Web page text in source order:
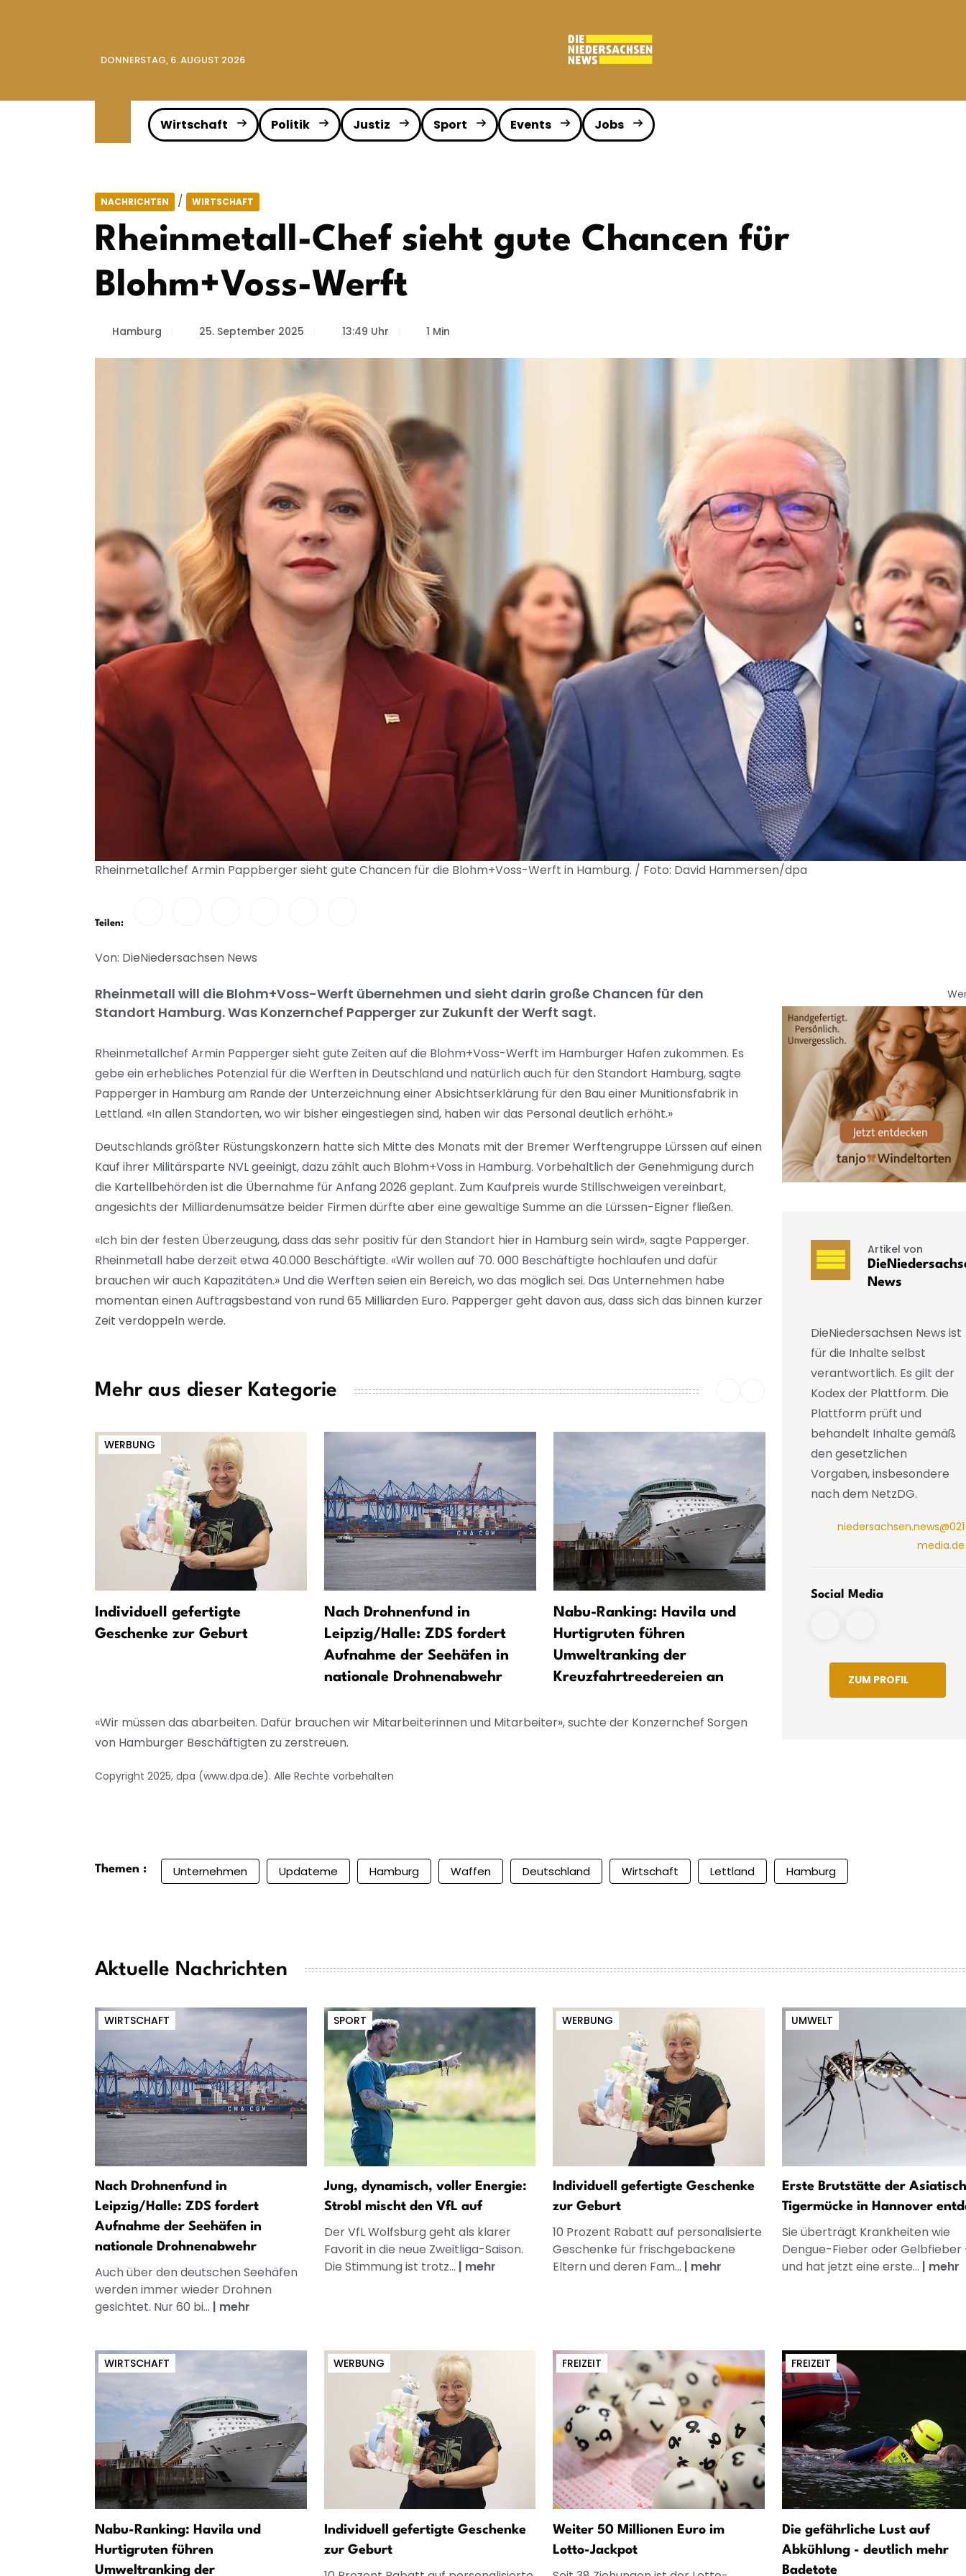
DONNERSTAG, 6. AUGUST 2026
Wirtschaft Politik Justiz Sport Events Jobs
NACHRICHTEN / WIRTSCHAFT
Rheinmetall-Chef sieht gute Chancen für
Blohm+Voss-Werft
Hamburg 25. September 2025 13:49 Uhr 1 Min
Rheinmetallchef Armin Pappberger sieht gute Chancen für die Blohm+Voss-Werft in Hamburg. / Foto: David Hammersen/dpa
Teilen:
Von: DieNiedersachsen News
Rheinmetall will die Blohm+Voss-Werft übernehmen und sieht darin große Chancen für den
Standort Hamburg. Was Konzernchef Papperger zur Zukunft der Werft sagt.
Rheinmetallchef Armin Papperger sieht gute Zeiten auf die Blohm+Voss-Werft im Hamburger Hafen zukommen. Es
gebe ein erhebliches Potenzial für die Werften in Deutschland und natürlich auch für den Standort Hamburg, sagte
Papperger in Hamburg am Rande der Unterzeichnung einer Absichtserklärung für den Bau einer Munitionsfabrik in
Lettland. «In allen Standorten, wo wir bisher eingestiegen sind, haben wir das Personal deutlich erhöht.»
Deutschlands größter Rüstungskonzern hatte sich Mitte des Monats mit der Bremer Werftengruppe Lürssen auf einen
Kauf ihrer Militärsparte NVL geeinigt, dazu zählt auch Blohm+Voss in Hamburg. Vorbehaltlich der Genehmigung durch
die Kartellbehörden ist die Übernahme für Anfang 2026 geplant. Zum Kaufpreis wurde Stillschweigen vereinbart,
angesichts der Milliardenumsätze beider Firmen dürfte aber eine gewaltige Summe an die Lürssen-Eigner fließen.
«Ich bin der festen Überzeugung, dass das sehr positiv für den Standort hier in Hamburg sein wird», sagte Papperger.
Rheinmetall habe derzeit etwa 40.000 Beschäftigte. «Wir wollen auf 70. 000 Beschäftigte hochlaufen und dafür
brauchen wir auch Kapazitäten.» Und die Werften seien ein Bereich, wo das möglich sei. Das Unternehmen habe
momentan einen Auftragsbestand von rund 65 Milliarden Euro. Papperger geht davon aus, dass sich das binnen kurzer
Zeit verdoppeln werde.
Mehr aus dieser Kategorie
WERBUNG
Individuell gefertigte
Geschenke zur Geburt
Nach Drohnenfund in
Leipzig/Halle: ZDS fordert
Aufnahme der Seehäfen in
nationale Drohnenabwehr
Nabu-Ranking: Havila und
Hurtigruten führen
Umweltranking der
Kreuzfahrtreedereien an
«Wir müssen das abarbeiten. Dafür brauchen wir Mitarbeiterinnen und Mitarbeiter», suchte der Konzernchef Sorgen
von Hamburger Beschäftigten zu zerstreuen.
Copyright 2025, dpa (www.dpa.de). Alle Rechte vorbehalten
Artikel von
News
DieNiedersachsen News ist
für die Inhalte selbst
verantwortlich. Es gilt der
Kodex der Plattform. Die
Plattform prüft und
behandelt Inhalte gemäß
den gesetzlichen
Vorgaben, insbesondere
nach dem NetzDG.
niedersachsen.news@021
media.de
Social Media
ZUM PROFIL
Themen : Unternehmen Updateme Hamburg Waffen Deutschland Wirtschaft Lettland Hamburg
Aktuelle Nachrichten
WIRTSCHAFT
Nach Drohnenfund in
Leipzig/Halle: ZDS fordert
Aufnahme der Seehäfen in
nationale Drohnenabwehr
Auch über den deutschen Seehäfen
werden immer wieder Drohnen
gesichtet. Nur 60 bi... | mehr
SPORT
Jung, dynamisch, voller Energie:
Strobl mischt den VfL auf
Der VfL Wolfsburg geht als klarer
Favorit in die neue Zweitliga-Saison.
Die Stimmung ist trotz... | mehr
WERBUNG
Individuell gefertigte Geschenke
zur Geburt
10 Prozent Rabatt auf personalisierte
Geschenke für frischgebackene
Eltern und deren Fam... | mehr
UMWELT
Erste Brutstätte der
Tigermücke in Hannover
Sie überträgt Krankheiten wie
Dengue-Fieber oder Gelbfieber
und hat jetzt eine erste... | mehr
WIRTSCHAFT
Nabu-Ranking: Havila und
Hurtigruten führen
Umweltranking der
WERBUNG
Individuell gefertigte Geschenke
zur Geburt
FREIZEIT
Weiter 50 Millionen Euro im
Lotto-Jackpot
FREIZEIT
Die gefährliche Lust auf
Abkühlung - deutlich mehr
Badetote